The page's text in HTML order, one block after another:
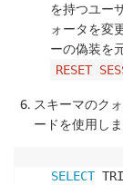
を持つユー
ォータを変
ーの偽装を
RESET
スキーマのク
ードを使用しま
SELECT